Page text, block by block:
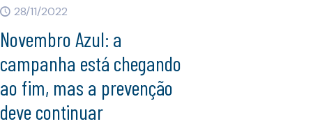
28/11/2022
Novembro Azul: a
campanha está chegando
ao fim, mas a prevenção
deve continuar